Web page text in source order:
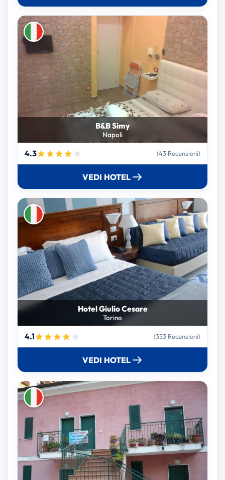
B&B Simy
Napoli
4.3 (43 Recensioni)
VEDI HOTEL
Hotel Giulio Cesare
Torino
4.1 (353 Recensioni)
VEDI HOTEL